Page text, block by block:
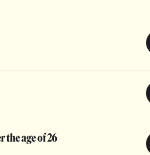
the age of 26